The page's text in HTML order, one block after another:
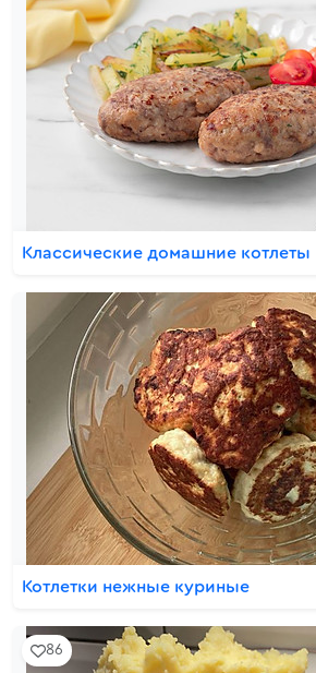
Классические домашние котлеты
Котлетки нежные куриные
86